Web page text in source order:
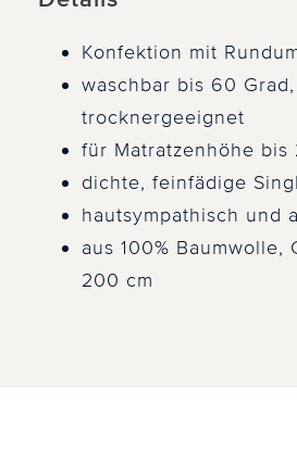
Konfektion mit
waschbar bis 60 Grad,
trocknergeeignet
für Matratzenhöhe bis
dichte, feinfädige
hautsympathisch und
aus 100% Baumwolle,
200 cm